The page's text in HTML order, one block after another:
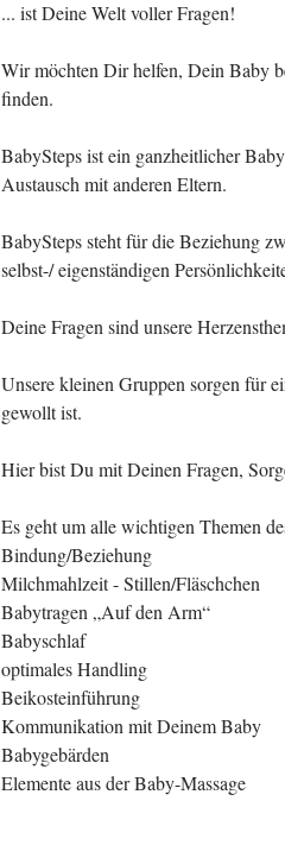
... ist Deine Welt voller Fragen!
Wir möchten Dir helfen, Dein Baby
finden.
BabySteps ist ein ganzheitlicher
Austausch mit anderen Eltern.
BabySteps steht für die Beziehung
selbst-/ eigenständigen
Deine Fragen sind unsere
Unsere kleinen Gruppen sorgen für
gewollt ist.
Hier bist Du mit Deinen Fragen,
Es geht um alle wichtigen Themen
Bindung/Beziehung
Milchmahlzeit - Stillen/Fläschchen
Babytragen „Auf den Arm“
Babyschlaf
optimales Handling
Beikosteinführung
Kommunikation mit Deinem Baby
Babygebärden
Elemente aus der Baby-Massage